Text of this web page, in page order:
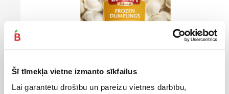
Šī tīmekļa vietne izmanto sīkfailus
Lai garantētu drošību un pareizu vietnes darbību,